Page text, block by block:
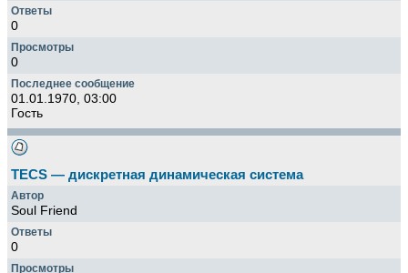
0
0
01.01.1970, 03:00
Гость
TECS — дискретная динамическая система
Soul Friend
0